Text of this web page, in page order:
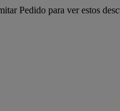
Pedido para ver estos